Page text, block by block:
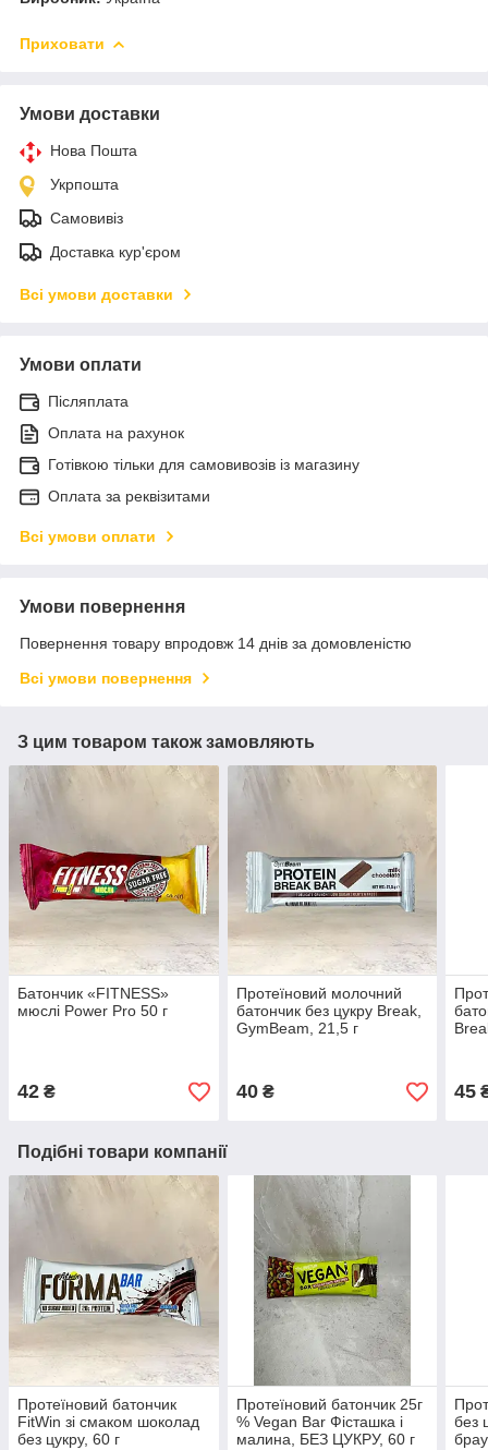
Приховати
Умови доставки
Нова Пошта
Укрпошта
Самовивіз
Доставка кур'єром
Всі умови доставки
Умови оплати
Післяплата
Оплата на рахунок
Готівкою тільки для самовивозів із магазину
Оплата за реквізитами
Всі умови оплати
Умови повернення
Повернення товару впродовж 14 днів за домовленістю
Всі умови повернення
З цим товаром також замовляють
Батончик «FITNESS»
мюслі Power Pro 50 г
42 ₴
Протеїновий молочний
батончик без цукру Break,
GymBeam, 21,5 г
40₴ 45
Подібні товари компанії
Протеїновий батончик
FitWin зі смаком шоколад
без цукру, 60 г
Протеїновий батончик 25г
% Vegan Bar Фісташка і
малина, БЕЗ ЦУКРУ, 60 г
без